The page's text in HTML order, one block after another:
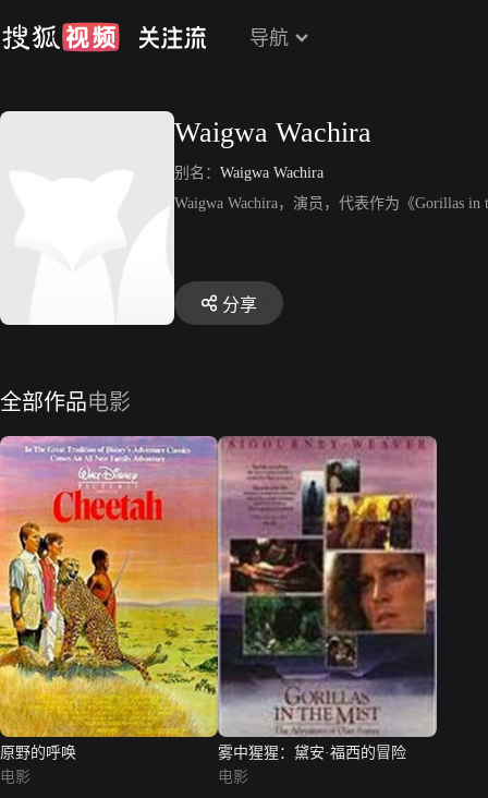
导航
Waigwa Wachira
别名： Waigwa Wachira
Waigwa Wachira，演员，代表作为《Gorillas in
分享
全部作品电影
原野的呼唤
电影
雾中猩猩：黛安·福西的冒险
电影